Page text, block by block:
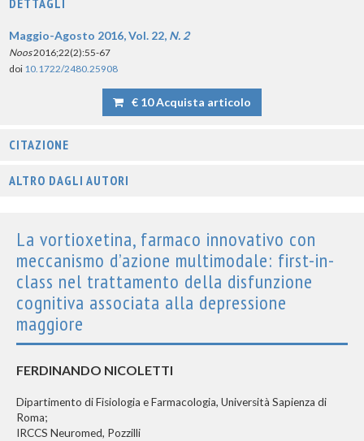
DETTAGLI
Maggio-Agosto 2016, Vol. 22, N. 2
Noos2016;22(2):55-67
doi 10.1722/2480.25908
€ 10 Acquista articolo
CITAZIONE
ALTRO DAGLI AUTORI
La vortioxetina, farmaco innovativo con
meccanismo d’azione multimodale: first-in-
class nel trattamento della disfunzione
cognitiva associata alla depressione
maggiore
FERDINANDO NICOLETTI
Dipartimento di Fisiologia e Farmacologia, Università Sapienza di
Roma;
IRCCS Neuromed, Pozzilli